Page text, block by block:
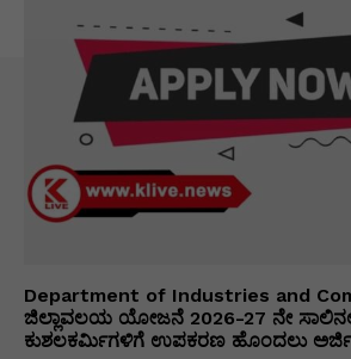
Department of Industries and
ಜಿಲ್ಲಾವಲಯ ಯೋಜನೆ 2026-27 ನೇ
ಕುಶಲಕರ್ಮಿಗಳಿಗೆ ಉಪಕರಣ ಹೊಂದಲು ಅರ್ಜಿ